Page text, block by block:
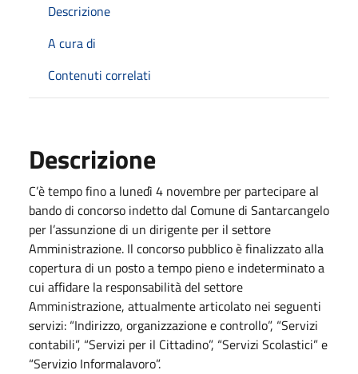
Descrizione
A cura di
Contenuti correlati
Descrizione
C’è tempo fino a lunedì 4 novembre per partecipare al
bando di concorso indetto dal Comune di Santarcangelo
per l’assunzione di un dirigente per il settore
Amministrazione. Il concorso pubblico è finalizzato alla
copertura di un posto a tempo pieno e indeterminato a
cui affidare la responsabilità del settore
Amministrazione, attualmente articolato nei seguenti
servizi: “Indirizzo, organizzazione e controllo”, “Servizi
contabili”, “Servizi per il Cittadino”, “Servizi Scolastici” e
“Servizio Informalavoro”.